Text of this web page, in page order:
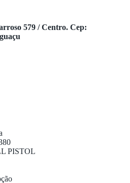
579 / Centro. Cep:
PISTOL